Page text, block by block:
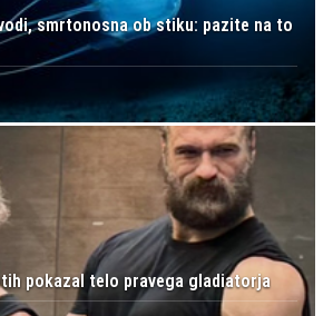
smrtonosna ob stiku: pazite na to
pokazal telo pravega gladiatorja